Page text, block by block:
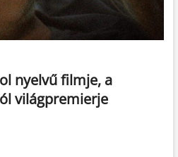
nyelvű filmje, a
világpremierje